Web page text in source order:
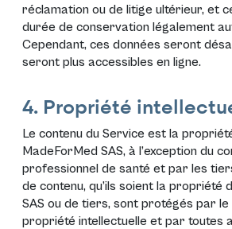
réclamation ou de litige ultérieur, et
durée de conservation légalement
Cependant, ces données seront
seront plus accessibles en ligne.
4. Propriété
Le contenu du Service est la
MadeForMed SAS, à l’exception du
professionnel de santé et par les
de contenu, qu’ils soient la propriété
SAS ou de tiers, sont protégés par le
propriété intellectuelle et par toutes